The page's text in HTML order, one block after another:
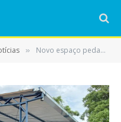
» Novo espaço pedagógico da Escola Infantil Nossa Senhora das Dores está em fase final de conclusão